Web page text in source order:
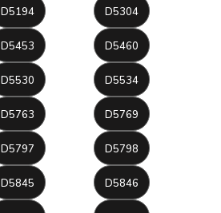
D5194 D5304
D5453 D5460
D5530 D5534
D5763 D5769
D5797 D5798
D5845 D5846